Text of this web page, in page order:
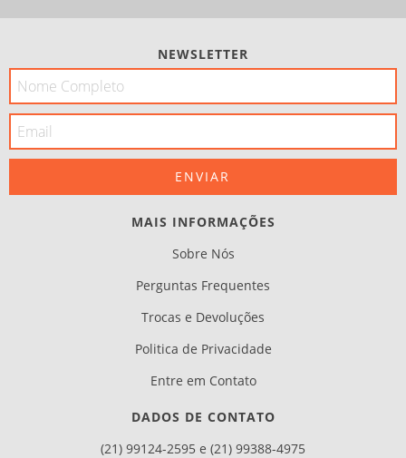
NEWSLETTER
MAIS INFORMAÇÕES
Sobre Nós
Perguntas Frequentes
Trocas e Devoluções
Politica de Privacidade
Entre em Contato
DADOS DE CONTATO
(21) 99124-2595 e (21) 99388-4975